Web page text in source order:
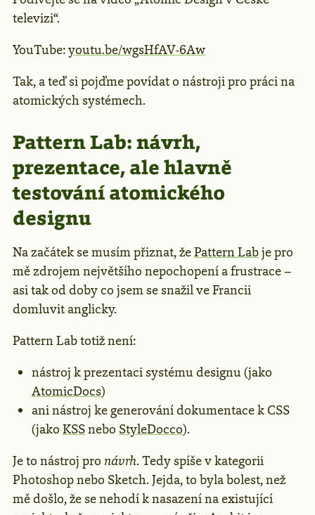
televizi“.
YouTube:youtu.be/wgsHfAV-6Aw
Tak, a teď si pojďme povídat o nástroji pro práci na
atomických systémech.
Pattern Lab: návrh,
prezentace, ale hlavně
testování atomického
designu
Na začátek se musím přiznat, žePattern Labje pro
mě zdrojem největšího nepochopení a frustrace –
asi tak od doby co jsem se snažil ve Francii
domluvit anglicky.
Pattern Lab totiž není:
nástroj k prezentaci systému designu (jako
AtomicDocs)
ani nástroj ke generování dokumentace k CSS
(jako KSSnebo StyleDocco).
Je to nástroj pro návrh. Tedy spíše v kategorii
Photoshop nebo Sketch. Jejda, to byla bolest, než
mě došlo, že se nehodí k nasazení na existující